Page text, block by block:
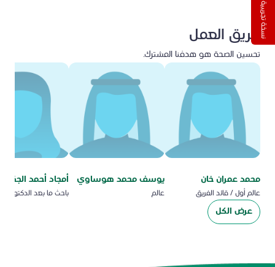
فريق العمل
تحسين الصحة هو هدفنا المشترك.
محمد عمران خان
عالم أول / قائد الفريق
يوسف محمد هوساوي
عالم
أمجاد أحمد
باحث ما بعد الدكتوراه
عرض الكل
نسخة تجريبية